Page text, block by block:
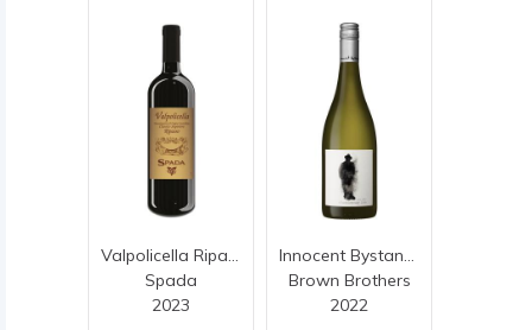
Spada
2023
Brown Brothers
2022